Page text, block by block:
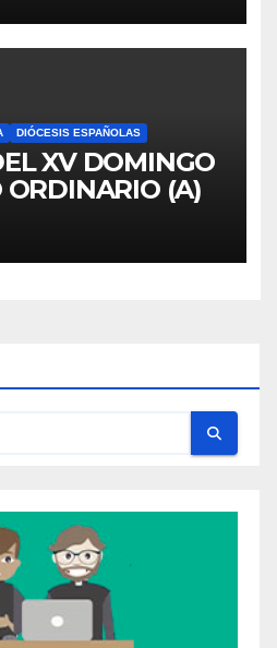
DIÓCESIS ESPAÑOLAS
XV DOMINGO
ORDINARIO (A)